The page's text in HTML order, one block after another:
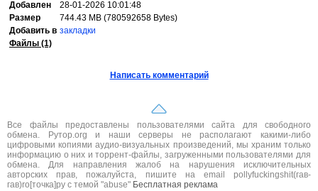
Добавлен
28-01-2026 10:01:48
Размер
744.43 MB (780592658 Bytes)
Добавить в закладки
Файлы (1)
Написать комментарий
Все файлы предоставлены пользователями сайта для свободного
обмена. Рутор.org и наши серверы не располагают какими-либо
цифровыми копиями аудио-визуальных произведений, мы храним только
информацию о них и торрент-файлы, загруженными пользователями для
обмена. Для направления жалоб на нарушения исключительных
авторских прав, пожалуйста, пишите на email pollyfuckingshit(гав-
гав)ro[точка]ру с темой "abuse" Бесплатная реклама